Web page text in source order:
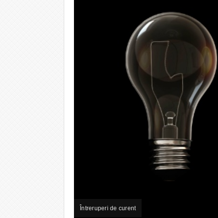
Întreruperi de curent